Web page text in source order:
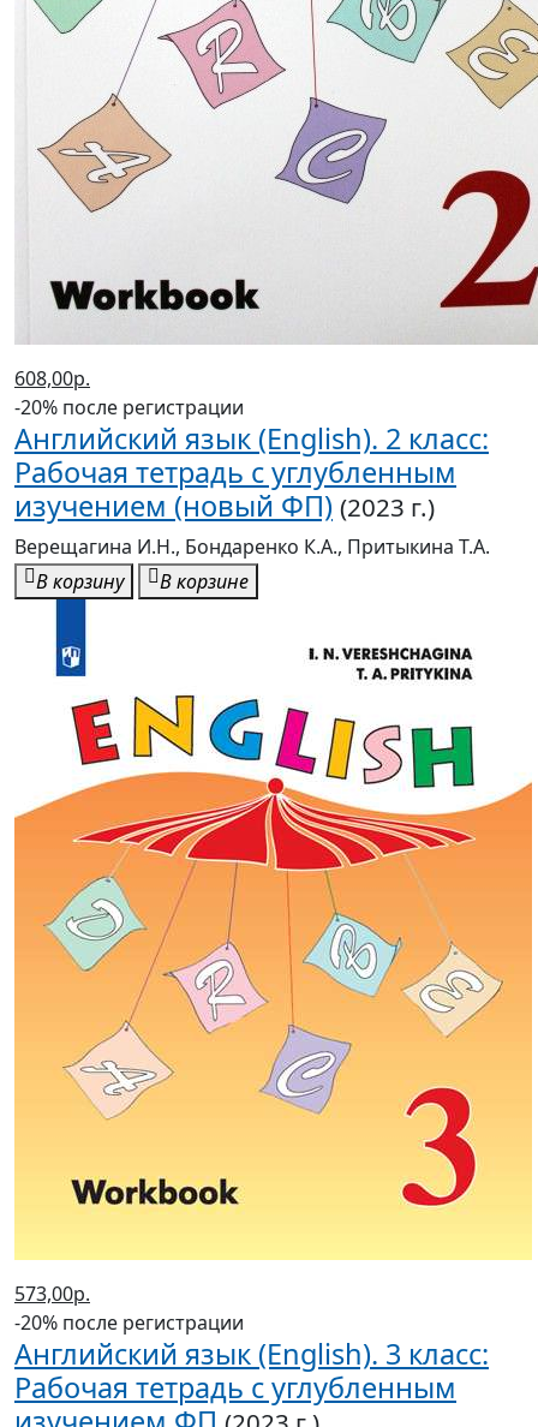
608,00р.
-20% после регистрации
Английский язык (English). 2 класс:
Рабочая тетрадь с углубленным
изучением (новый ФП) (2023 г.)
Верещагина И.Н., Бондаренко К.А., Притыкина Т.А.
В корзину
В корзине
573,00р.
-20% после регистрации
Английский язык (English). 3 класс:
Рабочая тетрадь с углубленным